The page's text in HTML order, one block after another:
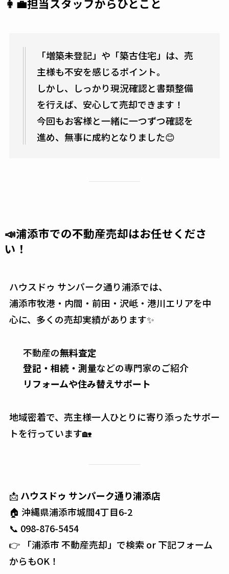
「増築未登記」や「築古住宅」は、売
主様も不安を感じるポイント。
しかし、しっかり現況確認と書類整備
を行えば、安心して売却できます！
今回もお客様と一緒に一つずつ確認を
進め、無事に成約となりました😊
📣浦添市での不動産売却はお任せくださ
い！
ハウスドゥ サンパーク通り浦添では、
浦添市牧港・内間・前田・沢岻・港川エリアを中
心に、多くの売却実績があります✨
不動産の無料査定
登記・相続・測量などの専門家のご紹介
リフォームや住み替えサポート
地域密着で、売主様一人ひとりに寄り添ったサポー
トを行っています🏡
📩 ハウスドゥ サンパーク通り浦添店
🏠 沖縄県浦添市城間4丁目6-2
📞 098-876-5454
👉 「浦添市 不動産売却」で検索 or 下記フォーム
からもOK！